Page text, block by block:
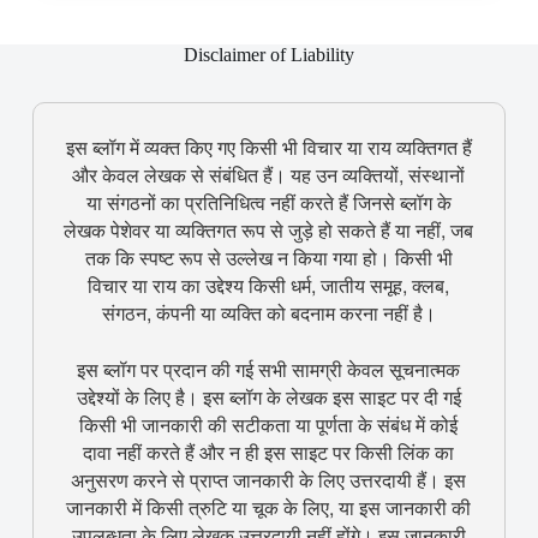
Disclaimer of Liability
इस ब्लॉग में व्यक्त किए गए किसी भी विचार या राय व्यक्तिगत हैं
और केवल लेखक से संबंधित हैं। यह उन व्यक्तियों, संस्थानों
या संगठनों का प्रतिनिधित्व नहीं करते हैं जिनसे ब्लॉग के
लेखक पेशेवर या व्यक्तिगत रूप से जुड़े हो सकते हैं या नहीं, जब
तक कि स्पष्ट रूप से उल्लेख न किया गया हो। किसी भी
विचार या राय का उद्देश्य किसी धर्म, जातीय समूह, क्लब,
संगठन, कंपनी या व्यक्ति को बदनाम करना नहीं है।
इस ब्लॉग पर प्रदान की गई सभी सामग्री केवल सूचनात्मक
उद्देश्यों के लिए है। इस ब्लॉग के लेखक इस साइट पर दी गई
किसी भी जानकारी की सटीकता या पूर्णता के संबंध में कोई
दावा नहीं करते हैं और न ही इस साइट पर किसी लिंक का
अनुसरण करने से प्राप्त जानकारी के लिए उत्तरदायी हैं। इस
जानकारी में किसी त्रुटि या चूक के लिए, या इस जानकारी की